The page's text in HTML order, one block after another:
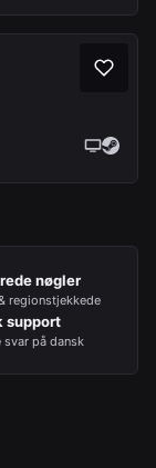
nøgler
regionstjekkede
support
svar på dansk